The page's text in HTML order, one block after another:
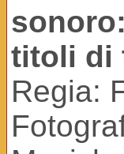
sonoro:
titoli di
Regia: